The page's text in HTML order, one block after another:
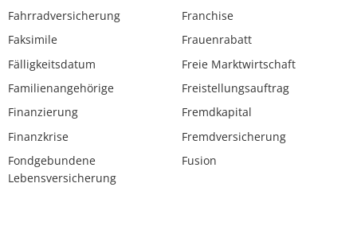
Fahrradversicherung
Faksimile
Fälligkeitsdatum
Familienangehörige
Finanzierung
Finanzkrise
Fondgebundene
Lebensversicherung
Franchise
Frauenrabatt
Freie Marktwirtschaft
Freistellungsauftrag
Fremdkapital
Fremdversicherung
Fusion